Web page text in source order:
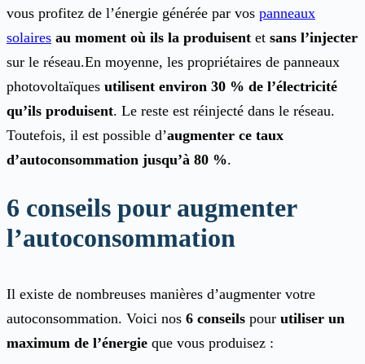
vous profitez de l’énergie générée par vos panneaux
solaires au moment où ils la produisent et sans l’injecter
sur le réseau.En moyenne, les propriétaires de panneaux
photovoltaïques utilisent environ 30 % de l’électricité
qu’ils produisent. Le reste est réinjecté dans le réseau.
Toutefois, il est possible d’augmenter ce taux
d’autoconsommation jusqu’à 80 %.
6 conseils pour augmenter
l’autoconsommation
Il existe de nombreuses manières d’augmenter votre
autoconsommation. Voici nos 6 conseils pour utiliser un
maximum de l’énergie que vous produisez :